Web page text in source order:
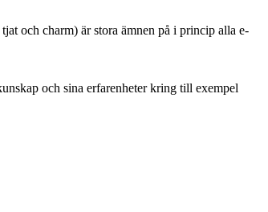
och charm) är stora ämnen på i princip alla e-
och sina erfarenheter kring till exempel